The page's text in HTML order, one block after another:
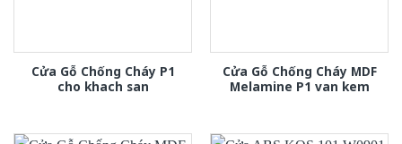
Cửa Gỗ Chống Cháy P1
cho khach san
Cửa Gỗ Chống Cháy MDF
Melamine P1 van kem